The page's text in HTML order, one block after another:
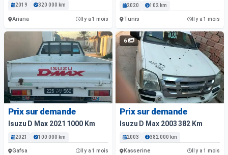
2019 320 000 km
Ariana Il y a 1 mois
2020 102 km
Tunis Il y a 1 mois
Prix sur demande
Isuzu D Max 2021 1000 Km
2021 100 000 km
Gafsa Il y a 1 mois
6
Prix sur demande
Isuzu D Max 2003 382 Km
2003 382 000 km
Kasserine Il y a 1 mois